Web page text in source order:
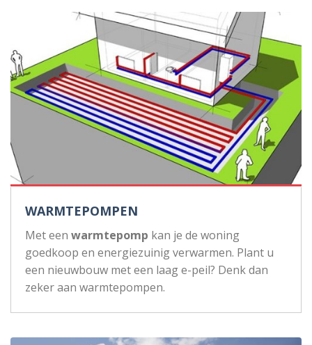
WARMTEPOMPEN
Met een warmtepomp kan je de woning
goedkoop en energiezuinig verwarmen. Plant u
een nieuwbouw met een laag e-peil? Denk dan
zeker aan warmtepompen.